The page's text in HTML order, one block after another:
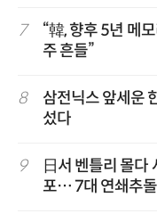
7
“韓, 향후 5년 메
주 흔들”
8
삼전닉스 앞세운
섰다
9
日서 벤틀리 몰다
포… 7대 연쇄추